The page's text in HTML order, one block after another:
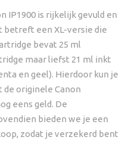
IP1900 is rijkelijk gevuld en
betreft een XL-versie die
bevat 25 ml
maar liefst 21 ml inkt
en geel). Hierdoor kun je
originele Canon
eens geld. De
bieden we je een
zodat je verzekerd bent